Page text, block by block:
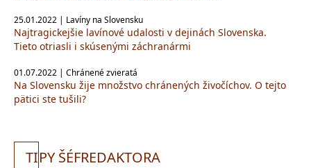
25.01.2022 | Lavíny na Slovensku
Najtragickejšie lavínové udalosti v dejinách Slovenska.
Tieto otriasli i skúsenými záchranármi
01.07.2022 | Chránené zvieratá
Na Slovensku žije množstvo chránených živočíchov. O tejto
pätici ste tušili?
TIPY ŠÉFREDAKTORA